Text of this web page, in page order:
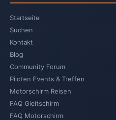
Startseite
Suchen
Kontakt
Blog
Community Forum
Piloten Events & Treffen
Motorschirm Reisen
FAQ Gleitschirm
FAQ Motorschirm